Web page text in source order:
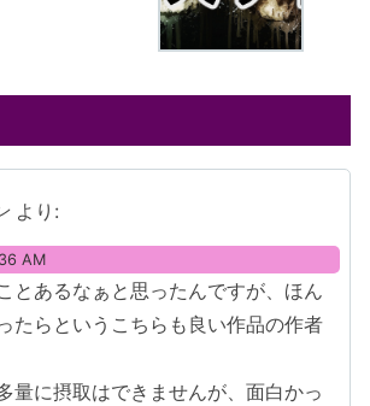
より:
AM
とあるなぁと思ったんですが、ほん
たらというこちらも良い作品の作者
量に摂取はできませんが、面白かっ